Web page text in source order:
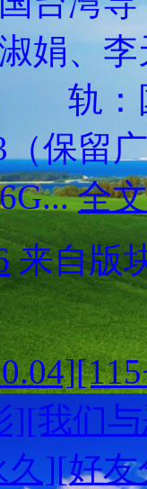
娟、
轨：
保留
全文
来自版
][我们
][好